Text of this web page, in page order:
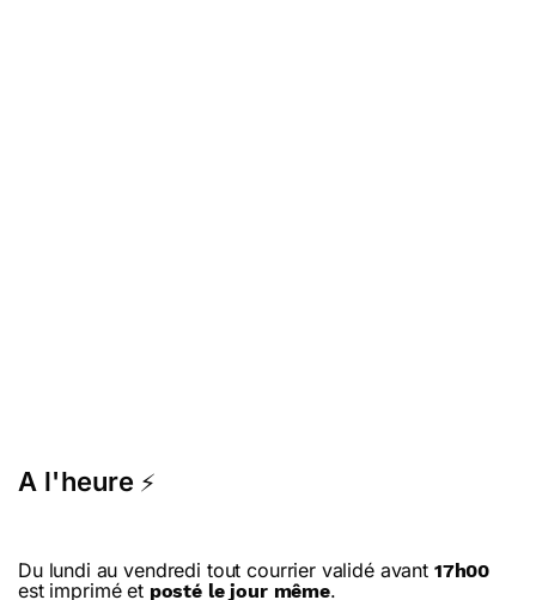
A l'heure ⚡
Du lundi au vendredi tout courrier validé avant 17h00
est imprimé et posté le jour même.